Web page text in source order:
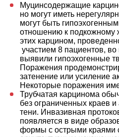
Муцинсодержащие
но могут иметь
могут быть
отношению к подкожному
этих карцином,
участием 8 пациентов,
выявили гипоэхогенные
Поражения
затенение или усиление
Некоторые поражения
Трубчатая карцинома
без ограниченных краев и
тени. Инвазивная
появляется в виде
формы с острыми краями